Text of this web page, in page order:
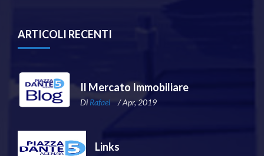
ARTICOLI RECENTI
Il Mercato Immobiliare
Di Rafael / Apr, 2019
Links